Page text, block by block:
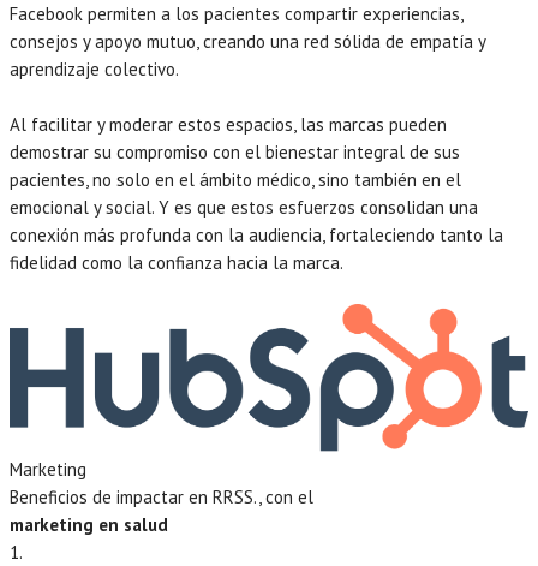
Facebook permiten a los pacientes compartir experiencias,
consejos y apoyo mutuo, creando una red sólida de empatía y
aprendizaje colectivo.
Al facilitar y moderar estos espacios, las marcas pueden
demostrar su compromiso con el bienestar integral de sus
pacientes, no solo en el ámbito médico, sino también en el
emocional y social. Y es que estos esfuerzos consolidan una
conexión más profunda con la audiencia, fortaleciendo tanto la
fidelidad como la confianza hacia la marca.
Marketing
Beneficios de impactar en RRSS., con el
marketing en salud
1.